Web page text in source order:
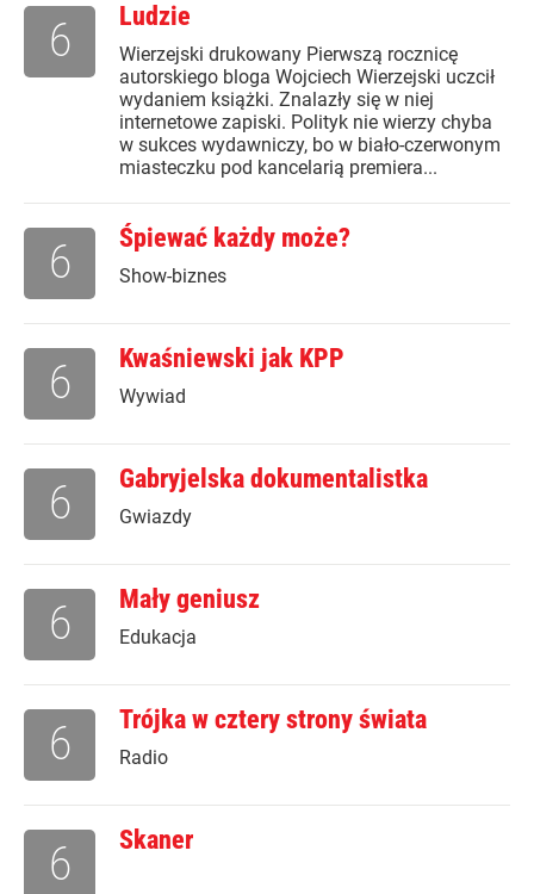
Ludzie
Wierzejski drukowany Pierwszą rocznicę
autorskiego bloga Wojciech Wierzejski uczcił
wydaniem książki. Znalazły się w niej
internetowe zapiski. Polityk nie wierzy chyba
w sukces wydawniczy, bo w biało-czerwonym
miasteczku pod kancelarią premiera...
6
Śpiewać każdy może?
Show-biznes
6
Kwaśniewski jak KPP
Wywiad
6
Gabryjelska dokumentalistka
Gwiazdy
6
Mały geniusz
Edukacja
6
Trójka w cztery strony świata
Radio
6
Skaner
6